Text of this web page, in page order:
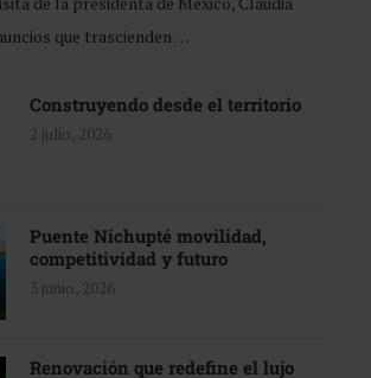
que trascienden …
Construyendo desde el territorio
2 julio, 2026
Puente Nichupté movilidad,
competitividad y futuro
3 junio, 2026
Renovación que redefine el lujo